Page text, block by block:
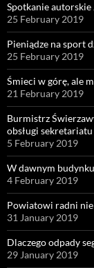
Spotkanie
25 February 2019
Pieniądze na sport
25 February 2019
Śmieci w górę, ale
21 February 2019
Burmistrz
obsługi sekretariatu
5 February 2019
W dawnym
4 February 2019
Powiatowi radni nie
31 January 2019
Dlaczego odpady
29 January 2019